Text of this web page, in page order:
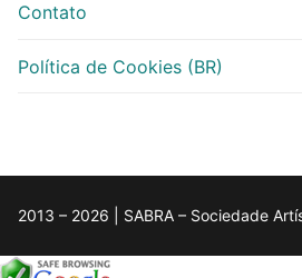
Contato
Política de Cookies (BR)
2013 – 2026 | SABRA – Sociedade